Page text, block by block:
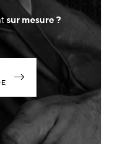
sur mesure ?